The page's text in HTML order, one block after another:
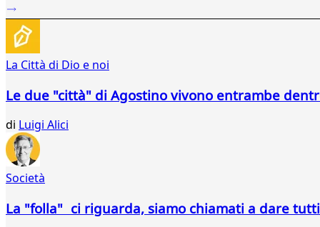
...
La Città di Dio e noi
Le due "città" di Agostino vivono entrambe
di Luigi Alici
Società
La "folla" ci riguarda, siamo chiamati a dare